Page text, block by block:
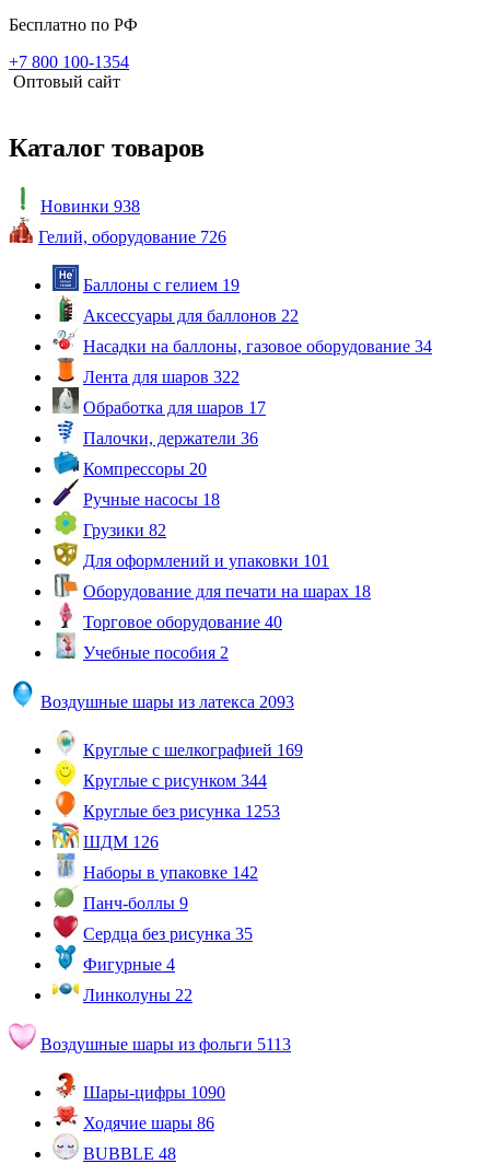
Бесплатно по РФ
+7 800 100-1354
Оптовый сайт
Каталог товаров
Новинки 938
Гелий, оборудование 726
Баллоны с гелием 19
Аксессуары для баллонов 22
Насадки на баллоны, газовое оборудование 34
Лента для шаров 322
Обработка для шаров 17
Палочки, держатели 36
Компрессоры 20
Ручные насосы 18
Грузики 82
Для оформлений и упаковки 101
Оборудование для печати на шарах 18
Торговое оборудование 40
Учебные пособия 2
Воздушные шары из латекса 2093
Круглые с шелкографией 169
Круглые с рисунком 344
Круглые без рисунка 1253
ШДМ 126
Наборы в упаковке 142
Панч-боллы 9
Сердца без рисунка 35
Фигурные 4
Линколуны 22
Воздушные шары из фольги 5113
Шары-цифры 1090
Ходячие шары 86
BUBBLE 48